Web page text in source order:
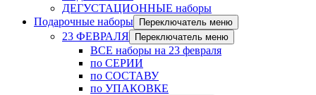
ДЕГУСТАЦИОННЫЕ наборы
Подарочные наборы
Переключатель меню
23 ФЕВРАЛЯ Переключатель меню
ВСЕ наборы на 23 февраля
по СЕРИИ
по СОСТАВУ
по УПАКОВКЕ